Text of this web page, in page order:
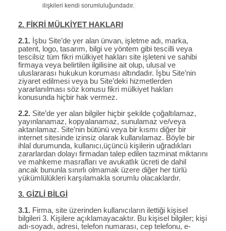
ilişkileri kendi sorumluluğundadır.
2. FİKRİ MÜLKİYET HAKLARI
2.1. İşbu Site’de yer alan ünvan, işletme adı, marka,
patent, logo, tasarım, bilgi ve yöntem gibi tescilli veya
tescilsiz tüm fikri mülkiyet hakları site işleteni ve sahibi
firmaya veya belirtilen ilgilisine ait olup, ulusal ve
uluslararası hukukun koruması altındadır. İşbu Site’nin
ziyaret edilmesi veya bu Site’deki hizmetlerden
yararlanılması söz konusu fikri mülkiyet hakları
konusunda hiçbir hak vermez.
2.2. Site’de yer alan bilgiler hiçbir şekilde çoğaltılamaz,
yayınlanamaz, kopyalanamaz, sunulamaz ve/veya
aktarılamaz. Site’nin bütünü veya bir kısmı diğer bir
internet sitesinde izinsiz olarak kullanılamaz. Böyle bir
ihlal durumunda, kullanıcı,üçüncü kişilerin uğradıkları
zararlardan dolayı firmadan talep edilen tazminat miktarını
ve mahkeme masrafları ve avukatlık ücreti de dahil
ancak bununla sınırlı olmamak üzere diğer her türlü
yükümlülükleri karşılamakla sorumlu olacaklardır.
3. GİZLİ BİLGİ
3.1. Firma, site üzerinden kullanıcıların ilettiği kişisel
bilgileri 3. Kişilere açıklamayacaktır. Bu kişisel bilgiler; kişi
adı-soyadı, adresi, telefon numarası, cep telefonu, e-